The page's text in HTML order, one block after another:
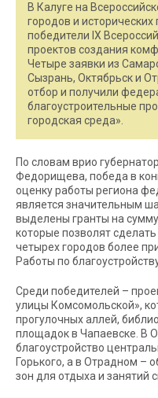
В Калуге на
городов и
победители IX
проектов создания
Четыре заявки из
Сызрань, Октябрьск и
отбор и получили
благоустроительные
городская среда».
По словам врио
Федорищева, победа в
оценку работы региона
является значительным
выделены гранты на
которые позволят
четырех городов более
Работы по
Среди победителей –
улицы Комсомольской»,
прогулочных аллей,
площадок в Чапаевске. В
благоустройство
Горького, а в Отрадном –
зон для отдыха и занятий